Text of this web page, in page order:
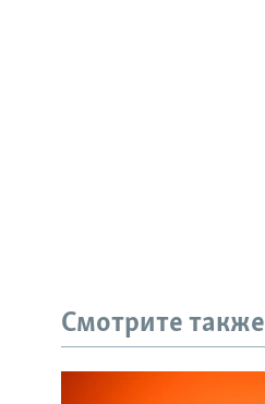
Смотрите также